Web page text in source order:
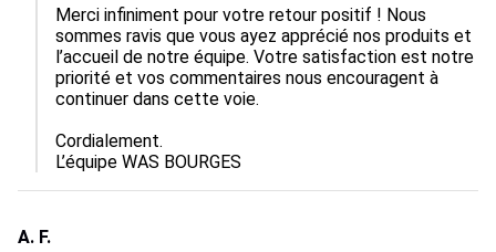
Merci infiniment pour votre retour positif ! Nous
sommes ravis que vous ayez apprécié nos produits et
l’accueil de notre équipe. Votre satisfaction est notre
priorité et vos commentaires nous encouragent à
continuer dans cette voie.
Cordialement.
L’équipe WAS BOURGES
A. F.